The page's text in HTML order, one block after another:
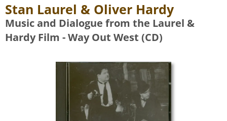
Stan Laurel & Oliver Hardy
Music and Dialogue from the Laurel &
Hardy Film - Way Out West (CD)